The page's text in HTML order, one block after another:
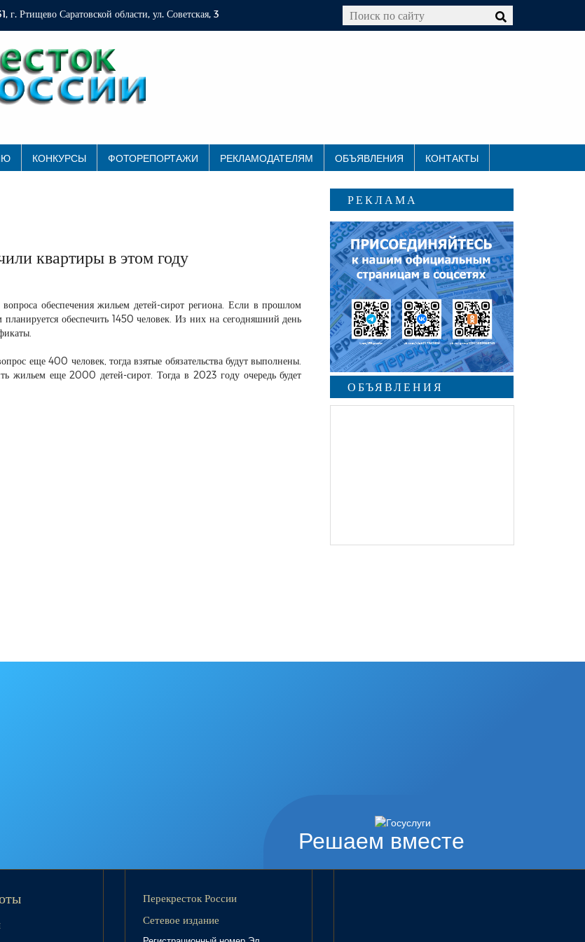
г. Ртищево Саратовской области, ул. Советская, 3
КОНКУРСЫ ФОТОРЕПОРТАЖИ РЕКЛАМОДАТЕЛЯМ ОБЪЯВЛЕНИЯ КОНТАКТЫ
квартиры в этом году
обеспечения жильем детей-сирот региона. Если в прошлом
обеспечить 1450 человек. Из них на сегодняшний день
еще 400 человек, тогда взятые обязательства будут выполнены.
жильем еще 2000 детей-сирот. Тогда в 2023 году очередь будет
РЕКЛАМА
ОБЪЯВЛЕНИЯ
Решаем вместе
Перекресток России
Сетевое издание